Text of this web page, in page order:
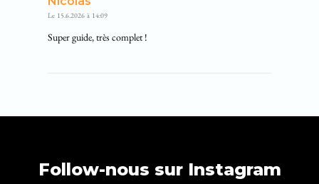
Le 15.6.2026 à 14:09
Super guide, très complet !
Follow-nous sur Instagram